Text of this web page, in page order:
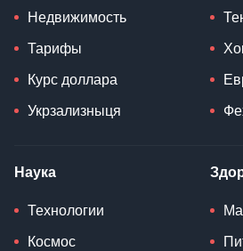
Недвижимость
Тарифы
Курс доллара
Укрзализныця
Наука
Технологии
Космос